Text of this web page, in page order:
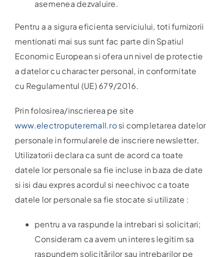
asemenea dezvaluire.
Pentru a a sigura eficienta serviciului, toti furnizorii
mentionati mai sus sunt fac parte din Spatiul
Economic European si ofera un nivel de protectie
a datelor cu character personal, in conformitate
cu Regulamentul (UE) 679/2016.
Prin folosirea/inscrierea pe site
www.electroputeremall.rosi completarea datelor
personale in formularele de inscriere newsletter,
Utilizatorii declara ca sunt de acord ca toate
datele lor personale sa fie incluse in baza de date
si isi dau expres acordul si neechivoc ca toate
datele lor personale sa fie stocate si utilizate :
pentru a va raspunde la intrebari si solicitari;
Consideram ca avem un interes legitim sa
raspundem solicitărilor sau intrebarilor pe